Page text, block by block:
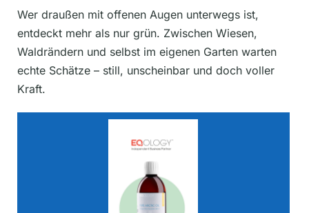
Wer draußen mit offenen Augen unterwegs ist,
entdeckt mehr als nur grün. Zwischen Wiesen,
Waldrändern und selbst im eigenen Garten warten
echte Schätze – still, unscheinbar und doch voller
Kraft.